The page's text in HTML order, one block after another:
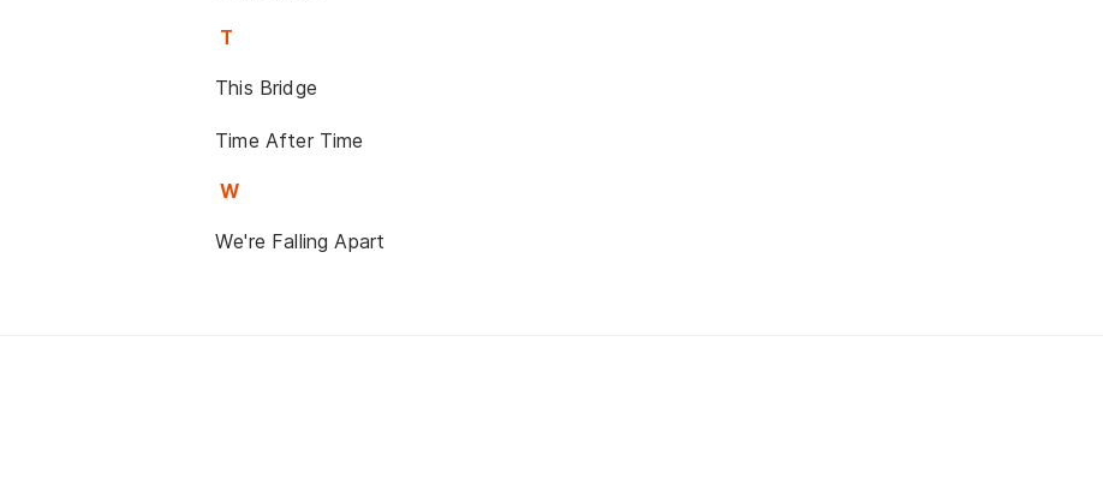
T
This Bridge
Time After Time
W
We're Falling Apart